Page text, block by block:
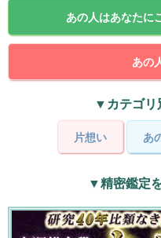
あの人はあなたに
あの
▼カテゴリ
片想い あ
▼精密鑑定